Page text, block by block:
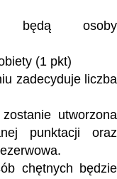
będą osoby
(1 pkt)
zadecyduje liczba
utworzona
punktacji oraz
chętnych będzie